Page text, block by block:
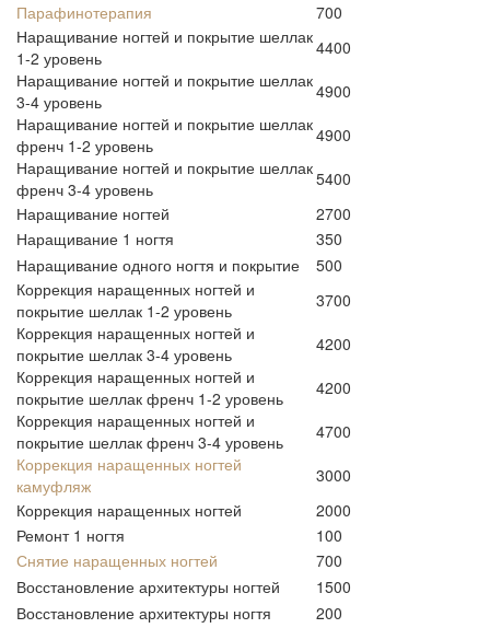
Парафинотерапия
700
Наращивание ногтей и покрытие шеллак
1-2 уровень
4400
Наращивание ногтей и покрытие шеллак
3-4 уровень
4900
Наращивание ногтей и покрытие шеллак
френч 1-2 уровень
4900
Наращивание ногтей и покрытие шеллак
френч 3-4 уровень
5400
Наращивание ногтей
2700
Наращивание 1 ногтя
350
Наращивание одного ногтя и покрытие
500
Коррекция наращенных ногтей и
покрытие шеллак 1-2 уровень
3700
Коррекция наращенных ногтей и
покрытие шеллак 3-4 уровень
4200
Коррекция наращенных ногтей и
покрытие шеллак френч 1-2 уровень
4200
Коррекция наращенных ногтей и
покрытие шеллак френч 3-4 уровень
4700
Коррекция наращенных ногтей
камуфляж
3000
Коррекция наращенных ногтей
2000
Ремонт 1 ногтя
100
Снятие наращенных ногтей
700
Восстановление архитектуры ногтей
1500
Восстановление архитектуры ногтя
200